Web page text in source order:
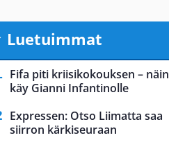
Luetuimmat
Fifa piti kriisikokouksen – näin
käy Gianni Infantinolle
Expressen: Otso Liimatta saa
siirron kärkiseuraan